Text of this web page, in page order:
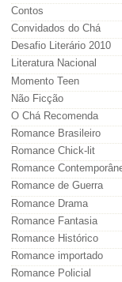
Contos
Convidados do Chá
Desafio Literário 2010
Literatura Nacional
Momento Teen
Não Ficção
O Chá Recomenda
Romance Brasileiro
Romance Chick-lit
Romance
Romance de Guerra
Romance Drama
Romance Fantasia
Romance Histórico
Romance importado
Romance Policial